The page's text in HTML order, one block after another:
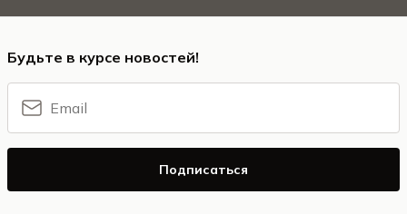
Будьте в курсе новостей!
Подписаться